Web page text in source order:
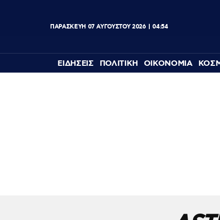
ΠΑΡΑΣΚΕΥΗ 07 ΑΥΓΟΥΣΤΟΥ 2026 04:54
ΕΙΔΗΣΕΙΣ ΠΟΛΙΤΙΚΗ ΟΙΚΟΝΟΜΙΑ